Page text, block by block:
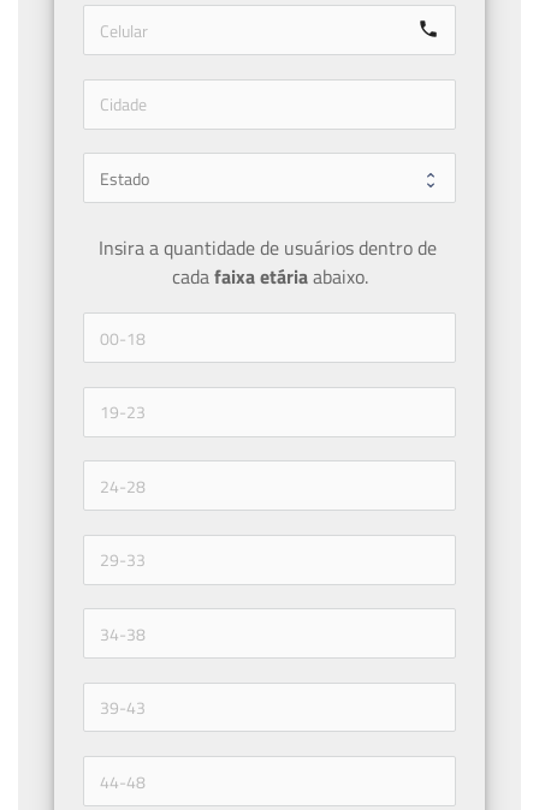
call
Insira a quantidade de usuários dentro de
cada faixa etária abaixo.